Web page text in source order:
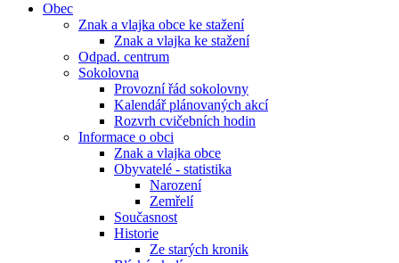
Obec
Znak a vlajka obce ke stažení
Znak a vlajka ke stažení
Odpad. centrum
Sokolovna
Provozní řád sokolovny
Kalendář plánovaných akcí
Rozvrh cvičebních hodin
Informace o obci
Znak a vlajka obce
Obyvatelé - statistika
Narození
Zemřelí
Současnost
Historie
Ze starých kronik